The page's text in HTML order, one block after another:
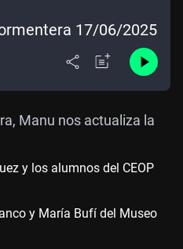
17/06/2025
Manu nos actualiza la
y los alumnos del CEOP
y María Bufí del Museo